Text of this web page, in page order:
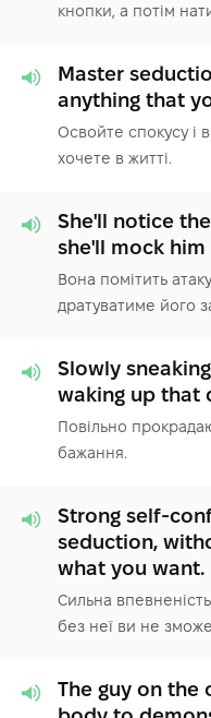
кнопки, а потім
Master
anything that
Освойте спокусу і
хочете в житті.
She'll notice
she'll mock
Вона помітить
дратуватиме його
Slowly
waking up that
Повільно
бажання.
Strong self-
seduction,
what you want.
Сильна
без неї ви не
The guy on the